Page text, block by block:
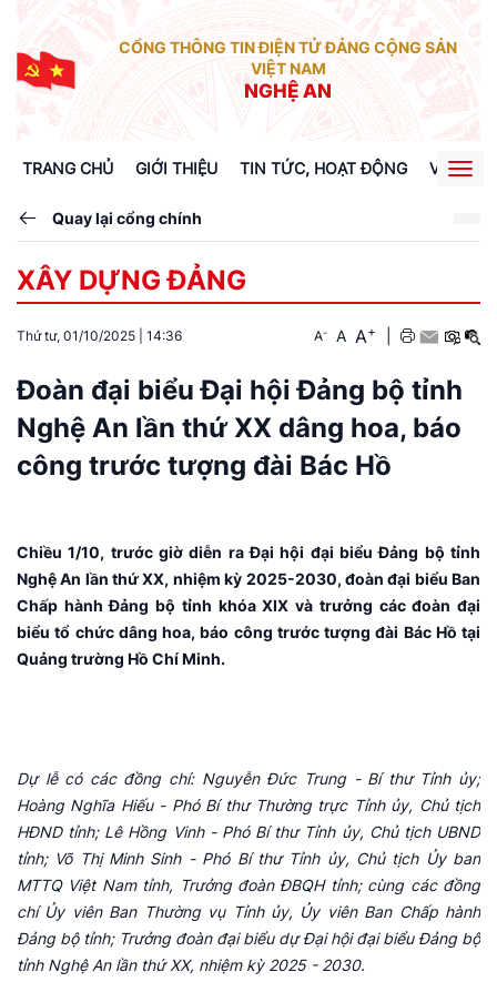
CỔNG THÔNG TIN ĐIỆN TỬ ĐẢNG CỘNG SẢN
VIỆT NAM
NGHỆ AN
TRANG CHỦ GIỚI THIỆU TIN TỨC, HOẠT ĐỘNG VĂN
Quay lại cổng chính
XÂY DỰNG ĐẢNG
Thứ tư, 01/10/2025 14:36 A- A A+
Đoàn đại biểu Đại hội Đảng bộ tỉnh
Nghệ An lần thứ XX dâng hoa, báo
công trước tượng đài Bác Hồ
Chiều 1/10, trước giờ diễn ra Đại hội đại biểu Đảng bộ tỉnh
Nghệ An lần thứ XX, nhiệm kỳ 2025-2030, đoàn đại biểu Ban
Chấp hành Đảng bộ tỉnh khóa XIX và trưởng các đoàn đại
biểu tổ chức dâng hoa, báo công trước tượng đài Bác Hồ tại
Quảng trường Hồ Chí Minh.
Dự lễ có các đồng chí: Nguyễn Đức Trung - Bí thư Tỉnh ủy;
Hoàng Nghĩa Hiếu - Phó Bí thư Thường trực Tỉnh ủy, Chủ tịch
HĐND tỉnh; Lê Hồng Vinh - Phó Bí thư Tỉnh ủy, Chủ tịch UBND
tỉnh; Võ Thị Minh Sinh - Phó Bí thư Tỉnh ủy, Chủ tịch Ủy ban
MTTQ Việt Nam tỉnh, Trưởng đoàn ĐBQH tỉnh; cùng các đồng
chí Ủy viên Ban Thường vụ Tỉnh ủy, Ủy viên Ban Chấp hành
Đảng bộ tỉnh; Trưởng đoàn đại biểu dự Đại hội đại biểu Đảng bộ
tỉnh Nghệ An lần thứ XX, nhiệm kỳ 2025 - 2030.